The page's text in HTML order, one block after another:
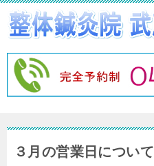
３月の営業日について